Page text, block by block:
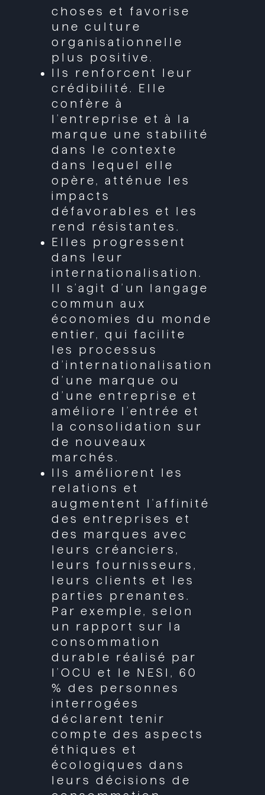
choses et favorise
une culture
organisationnelle
plus positive.
Ils renforcent leur
crédibilité. Elle
confère à
l’entreprise et à la
marque une stabilité
dans le contexte
dans lequel elle
opère, atténue les
impacts
défavorables et les
rend résistantes.
Elles progressent
dans leur
internationalisation.
Il s’agit d’un langage
commun aux
économies du monde
entier, qui facilite
les processus
d’internationalisation
d’une marque ou
d’une entreprise et
améliore l’entrée et
la consolidation sur
de nouveaux
marchés.
Ils améliorent les
relations et
augmentent l’affinité
des entreprises et
des marques avec
leurs créanciers,
leurs fournisseurs,
leurs clients et les
parties prenantes.
Par exemple, selon
un rapport sur la
consommation
durable réalisé par
l’OCU et le NESI, 60
% des personnes
interrogées
déclarent tenir
compte des aspects
éthiques et
écologiques dans
leurs décisions de